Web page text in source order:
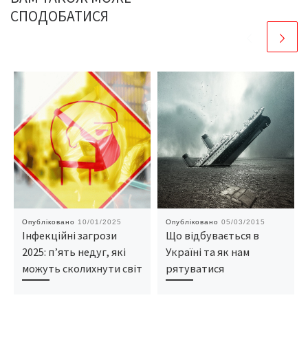
СПОДОБАТИСЯ
Опубліковано 10/01/2025
Інфекційні загрози
2025: п’ять недуг, які
можуть сколихнути світ
Опубліковано 05/03/2015
Що відбувається в
Україні та як нам
рятуватися